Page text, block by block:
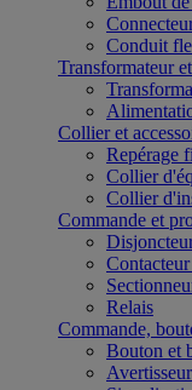
Conduit
Transformateur
Collier et
Repérage
Collier
Collier
Commande et
Relais
Commande,
Bouton et